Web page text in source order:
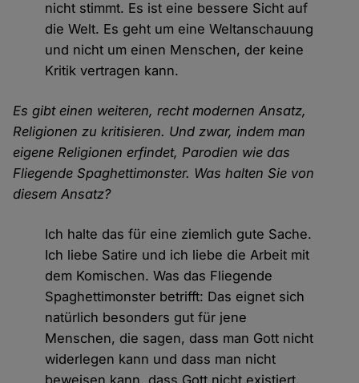
nicht stimmt. Es ist eine bessere Sicht auf
die Welt. Es geht um eine Weltanschauung
und nicht um einen Menschen, der keine
Kritik vertragen kann.
Es gibt einen weiteren, recht modernen Ansatz,
Religionen zu kritisieren. Und zwar, indem man
eigene Religionen erfindet, Parodien wie das
Fliegende Spaghettimonster. Was halten Sie von
diesem Ansatz?
Ich halte das für eine ziemlich gute Sache.
Ich liebe Satire und ich liebe die Arbeit mit
dem Komischen. Was das Fliegende
Spaghettimonster betrifft: Das eignet sich
natürlich besonders gut für jene
Menschen, die sagen, dass man Gott nicht
widerlegen kann und dass man nicht